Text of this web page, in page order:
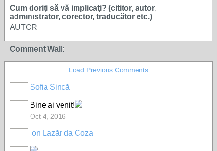
Cum doriţi să vă implicaţi? (cititor, autor,
administrator, corector, traducător etc.)
AUTOR
Comment Wall:
Load Previous Comments
Sofia Sincă
Bine ai venit!
Oct 4, 2016
Ion Lazăr da Coza